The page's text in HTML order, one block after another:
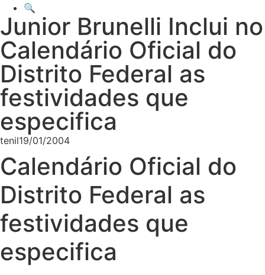
🔍
Junior Brunelli Inclui no
Calendário Oficial do
Distrito Federal as
festividades que
especifica
tenil19/01/2004
Calendário Oficial do
Distrito Federal as
festividades que
especifica